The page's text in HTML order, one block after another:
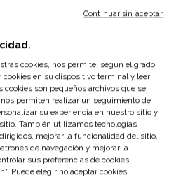
et les Chaussures (TLC), un
la réparation plutôt que le
textiles, en proposant aux
pour alléger le coût de
fermetures, etc.).
pour vous ?
cookies, nos permite, según el grado
en su dispositivo terminal y leer
cookies son pequeños archivos que se
permiten realizar un seguimiento de
su experiencia en nuestro sitio y
También utilizamos tecnologías
mejorar la funcionalidad del sitio,
de navegación y mejorar la
sus preferencias de cookies
Puede elegir no aceptar cookies
Continuar sin aceptar